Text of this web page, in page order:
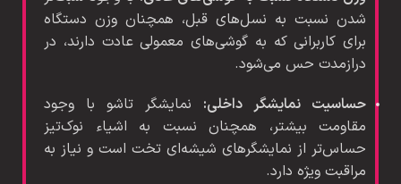
شدن نسبت به نسل‌های قبل، همچنان وزن دستگاه
برای کاربرانی که به گوشی‌های معمولی عادت دارند، در
درازمدت حس می‌شود.
حساسیت نمایشگر داخلی: نمایشگر تاشو با وجود
مقاومت بیشتر، همچنان نسبت به اشیاء نوک‌تیز
حساس‌تر از نمایشگرهای شیشه‌ای تخت است و نیاز به
مراقبت ویژه دارد.